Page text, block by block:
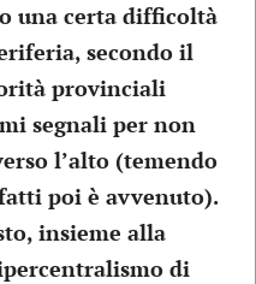
una certa difficoltà
secondo il
provinciali
segnali per non
l’alto (temendo
poi è avvenuto).
insieme alla
di